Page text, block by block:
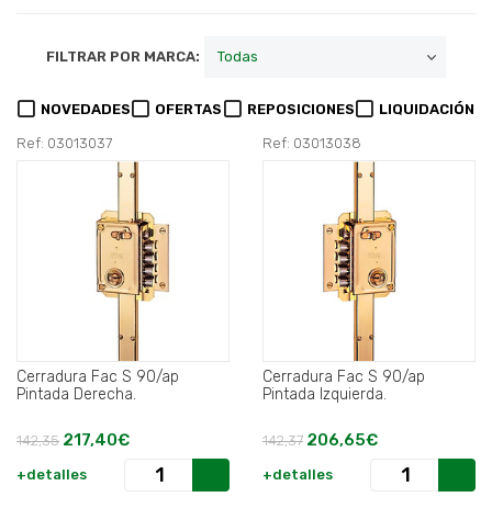
FILTRAR POR MARCA:
NOVEDADES OFERTAS REPOSICIONES LIQUIDACIÓN
Ref: 03013037
Cerradura Fac S 90/ap
Pintada Derecha.
142,35 217,40€
+detalles
Ref: 03013038
Cerradura Fac S 90/ap
Pintada Izquierda.
142,37 206,65€
+detalles